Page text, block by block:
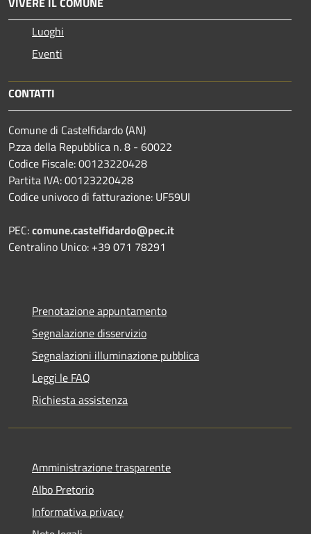
Luoghi
Eventi
CONTATTI
Comune di Castelfidardo (AN)
P.zza della Repubblica n. 8 - 60022
Codice Fiscale: 00123220428
Partita IVA: 00123220428
Codice univoco di fatturazione: UF59UI
PEC:comune.castelfidardo@pec.it
Centralino Unico: +39 071 78291
Prenotazione appuntamento
Segnalazione disservizio
Segnalazioni illuminazione pubblica
Leggi le FAQ
Richiesta assistenza
Amministrazione trasparente
Albo Pretorio
Informativa privacy